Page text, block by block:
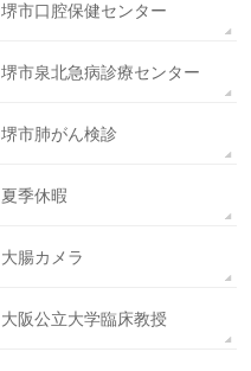
堺市口腔保健センター
堺市泉北急病診療センター
堺市肺がん検診
夏季休暇
大腸カメラ
大阪公立大学臨床教授